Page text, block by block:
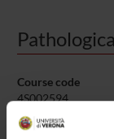
Course code
4S002594
Credits